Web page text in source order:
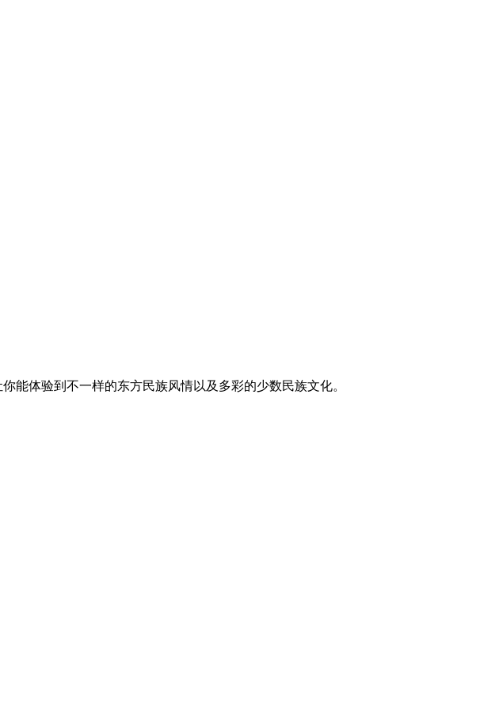
能体验到不一样的东方民族风情以及多彩的少数民族文化。